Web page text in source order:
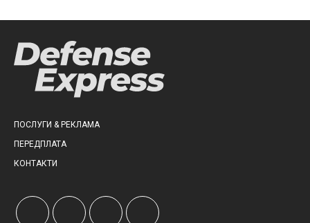
ПОСЛУГИ & РЕКЛАМА
ПЕРЕДПЛАТА
КОНТАКТИ